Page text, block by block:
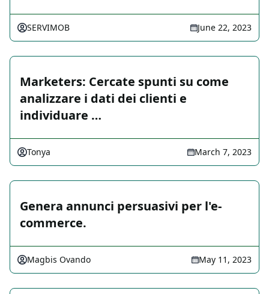
SERVIMOB June 22, 2023
Marketers: Cercate spunti su come
analizzare i dati dei clienti e
individuare …
Tonya March 7, 2023
Genera annunci persuasivi per l'e-
commerce.
Magbis Ovando May 11, 2023